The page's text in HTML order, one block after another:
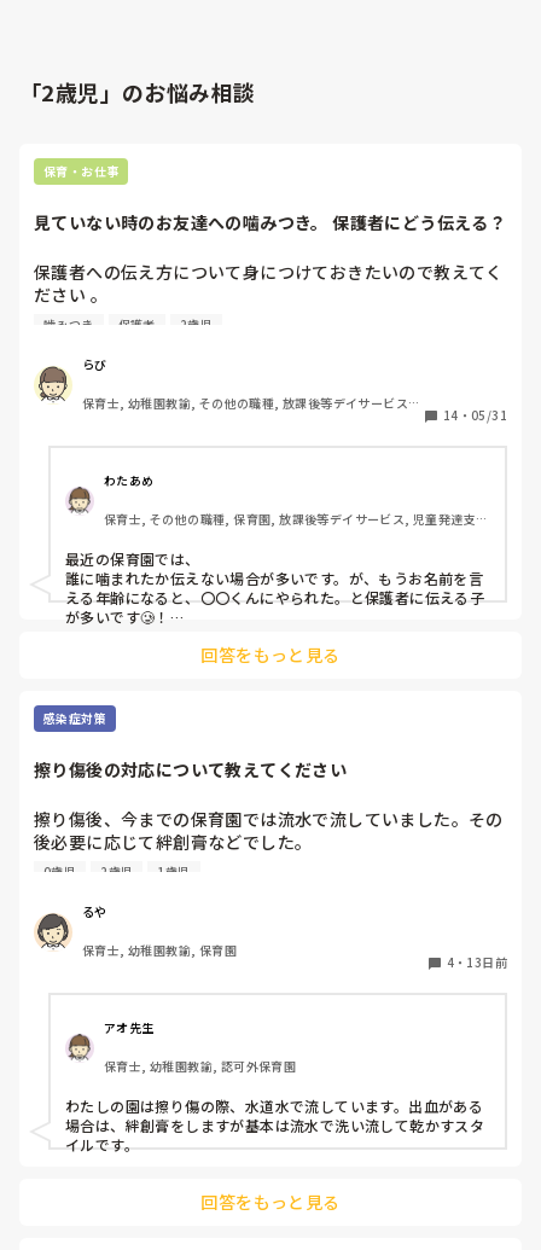
「2歳児」のお悩み相談
保育・お仕事
見ていない時のお友達への噛みつき。 保護者にどう伝える？
保護者への伝え方について身につけておきたいので教えてく
ださい 。
例えば 、子供達を見ている中で 噛みつきはどう見つけまし
しっかり見ていても起きうる事故ですが 保護者にはどのよ
うなことがあってどうなったのか 誰が噛んだのか などを話
さなければいけない と思っています。 必ず見ていなければ
このように見ていない場合の保護者への伝え方について教え
てください。
噛みつき 保護者 2歳児
らび
保育士, 幼稚園教諭, その他の職種, 放課後等デイサービス,
14 ・ 05/31
わたあめ
保育士, その他の職種, 保育園, 放課後等デイサービス, 児童発達支援
最近の保育園では、
誰に噛まれたか伝えない場合が多いです。が、もうお名前を言
える年齢になると、〇〇くんにやられた。と保護者に伝える子
が多いです🥲！
うちのコがやられた時は、
保護者から謝罪のTELがきました！
勤務してる園長先生の方針によって
回答をもっと見る
感染症対策
擦り傷後の対応について教えてください
擦り傷後、今までの保育園では流水で流していました。その
後必要に応じて絆創膏などでした。
4月から新しい保育園で勤務しておりますが、水道がある場
けています。
清浄綿は消毒ではないし、水道あるのになぜ清浄綿なの
か、、聞くタイミングを逃してしまいモヤモヤしたままでい
子どもに安心させるために消毒と言っているのか、、流水で
流した方が不純物が取れるにではないかと思ってしまうので
すが、同じような対応をされているところはありますか？
よかったら教えてください。
0歳児 2歳児 1歳児
るや
保育士, 幼稚園教諭, 保育園
4・ 13日前
アオ先生
保育士, 幼稚園教諭, 認可外保育園
わたしの園は擦り傷の際、水道水で流しています。出血がある
場合は、絆創膏をしますが基本は流水で洗い流して乾かすスタ
イルです。
回答をもっと見る